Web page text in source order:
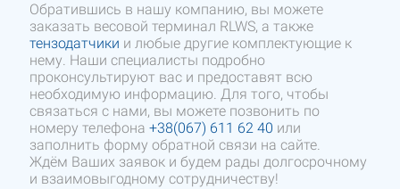
Обратившись в нашу компанию, вы можете
заказать весовой терминал RLWS, а также
тензодатчики и любые другие комплектующие к
нему. Наши специалисты подробно
проконсультируют вас и предоставят всю
необходимую информацию. Для того, чтобы
связаться с нами, вы можете позвонить по
номеру телефона+38(067) 611 62 40 или
заполнить форму обратной связи на сайте.
Ждём Ваших заявок и будем рады долгосрочному
и взаимовыгодному сотрудничеству!